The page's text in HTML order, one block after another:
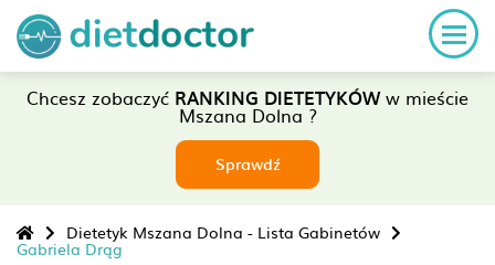
Chcesz zobaczyć RANKING DIETETYKÓWw mieście
Mszana Dolna ?
Sprawdź
Dietetyk Mszana Dolna - Lista Gabinetów
Gabriela Drąg